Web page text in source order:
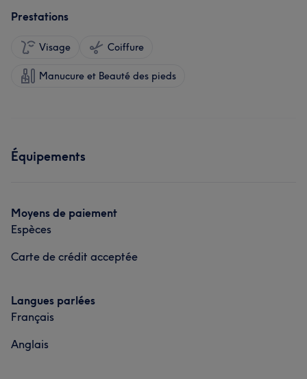
Prestations
Visage Coiffure
Manucure et Beauté des pieds
Équipements
Moyens de paiement
Espèces
Carte de crédit acceptée
Langues parlées
Français
Anglais